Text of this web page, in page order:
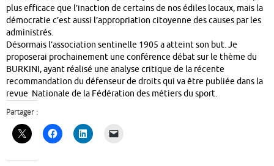
plus efficace que l’inaction de certains de nos édiles locaux, mais la
démocratie c’est aussi l’appropriation citoyenne des causes par les
administrés.
Désormais l’association sentinelle 1905 a atteint son but. Je
proposerai prochainement une conférence débat sur le thème du
BURKINI, ayant réalisé une analyse critique de la récente
recommandation du défenseur de droits qui va être publiée dans la
revue Nationale de la Fédération des métiers du sport.
Partager :